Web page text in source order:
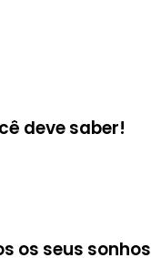
deve saber!
os seus sonhos